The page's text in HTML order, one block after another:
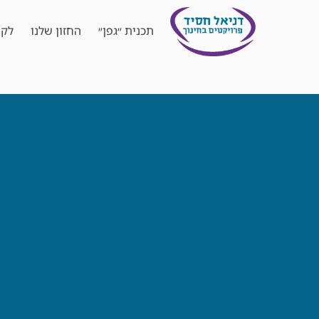
תכנית ״גפן״ החזון שלנו